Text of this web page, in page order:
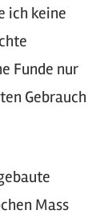
ich keine
Funde nur
Gebrauch
Mass